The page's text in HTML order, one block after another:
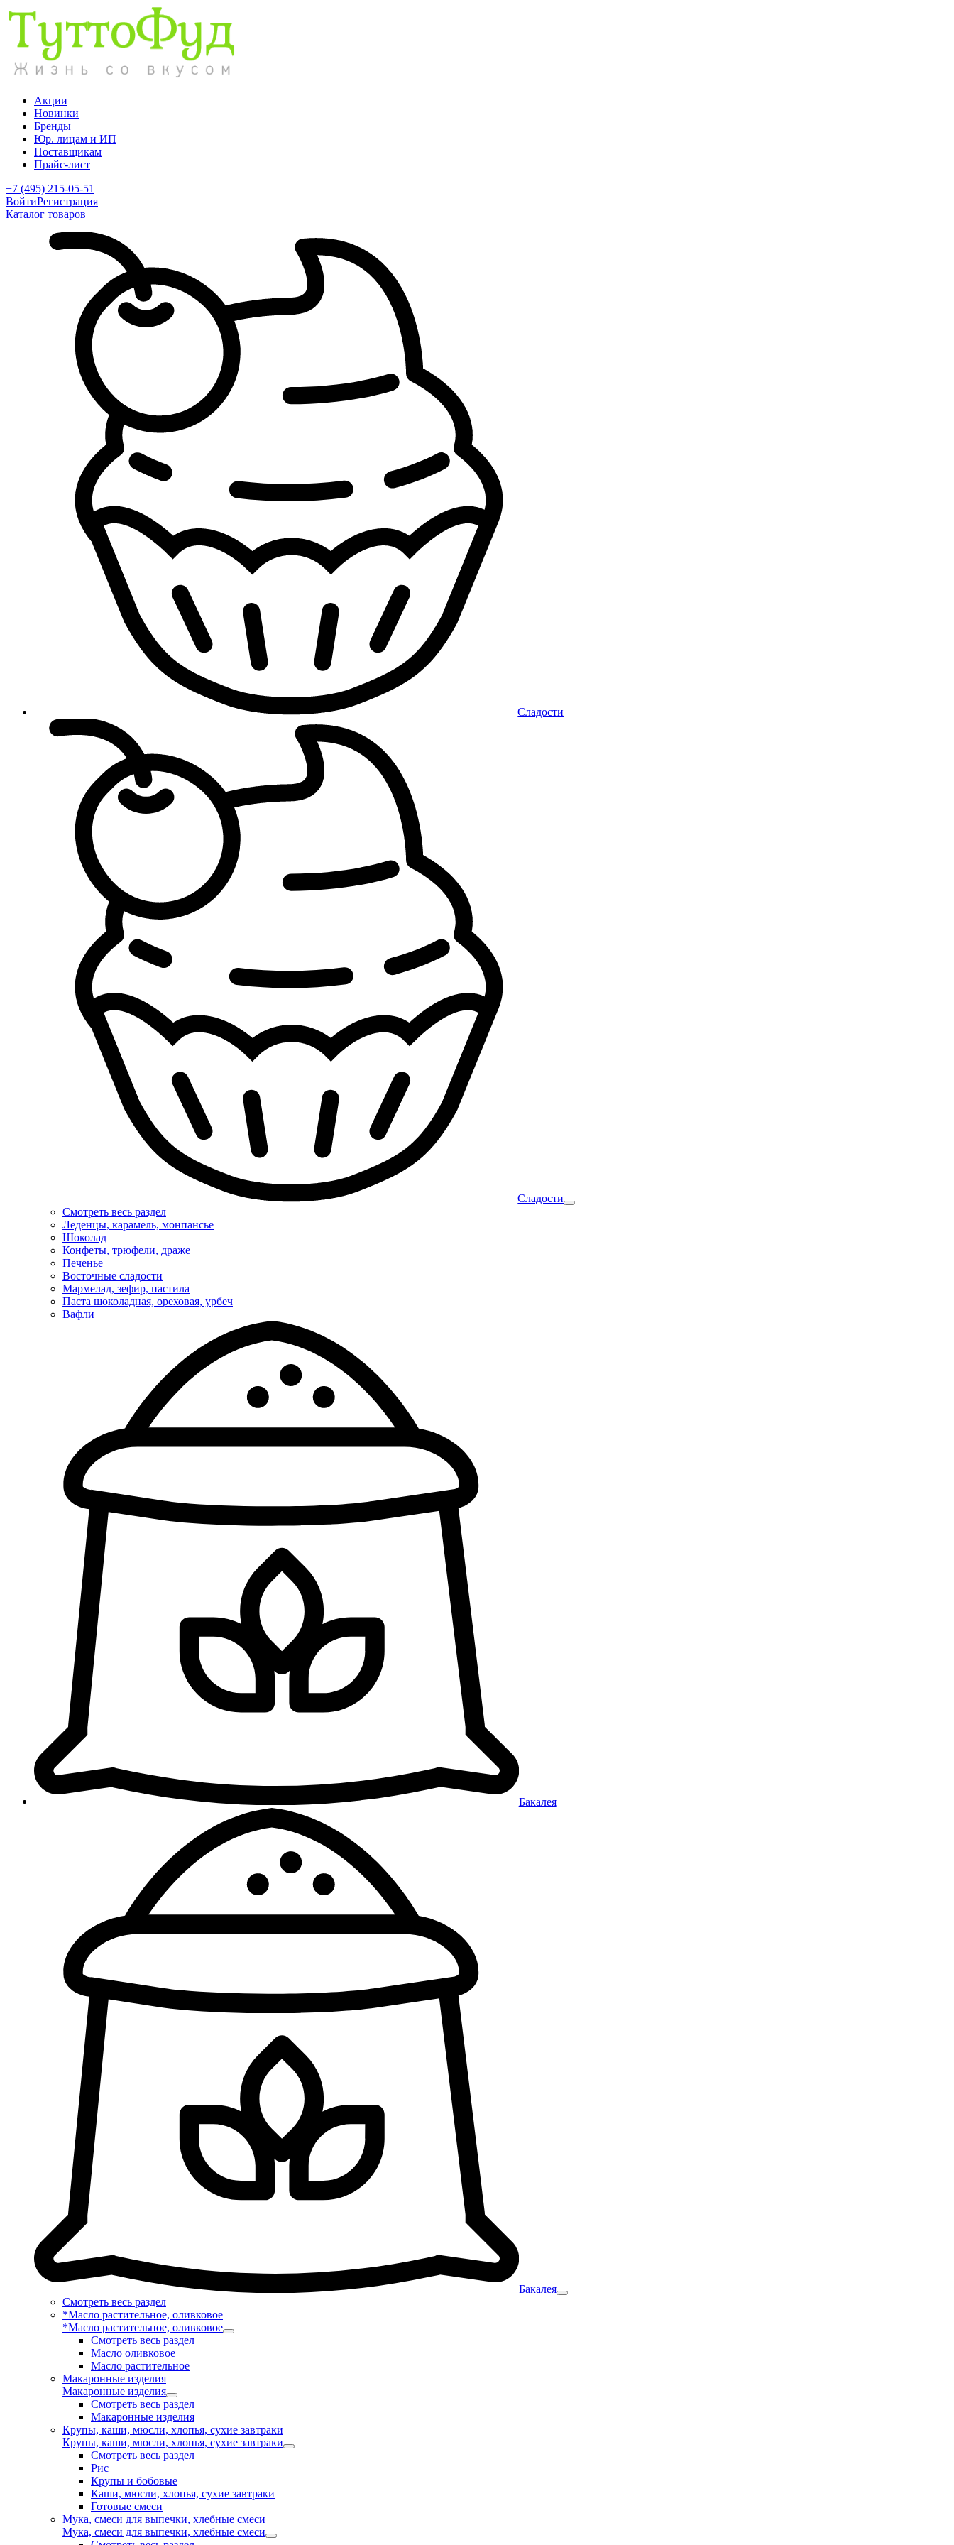
Акции
Новинки
Бренды
Юр. лицам и ИП
Поставщикам
Прайс-лист
+7 (495) 215-05-51
ВойтиРегистрация
Каталог товаров
Сладости
Сладости
Смотреть весь раздел
Леденцы, карамель, монпансье
Шоколад
Конфеты, трюфели, драже
Печенье
Восточные сладости
Мармелад, зефир, пастила
Паста шоколадная, ореховая, урбеч
Вафли
Бакалея
Бакалея
Смотреть весь раздел
*Масло растительное, оливковое
*Масло растительное, оливковое
Смотреть весь раздел
Масло оливковое
Масло растительное
Макаронные изделия
Макаронные изделия
Смотреть весь раздел
Макаронные изделия
Крупы, каши, мюсли, хлопья, сухие завтраки
Крупы, каши, мюсли, хлопья, сухие завтраки
Смотреть весь раздел
Рис
Крупы и бобовые
Каши, мюсли, хлопья, сухие завтраки
Готовые смеси
Мука, смеси для выпечки, хлебные смеси
Мука, смеси для выпечки, хлебные смеси